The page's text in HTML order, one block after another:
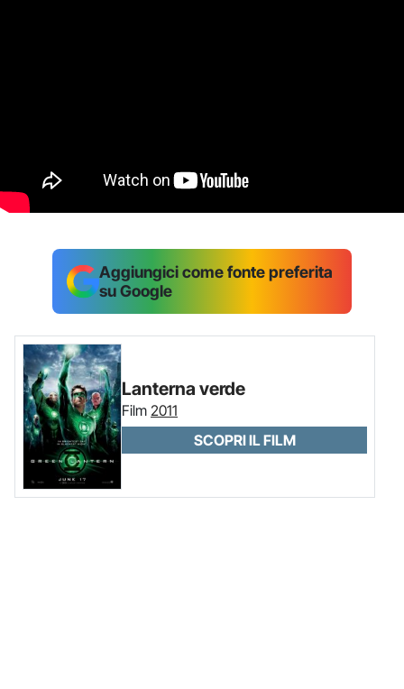
Aggiungici come fonte preferita
su Google
Lanterna verde
Film 2011
SCOPRI IL FILM